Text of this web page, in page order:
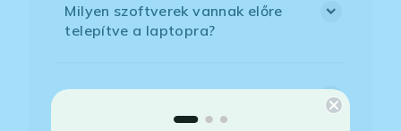
Milyen szoftverek vannak előre
telepítve a laptopra?
Mit jelent, hogy magyar/magyar
kiosztású európai/külföldi kiosztású